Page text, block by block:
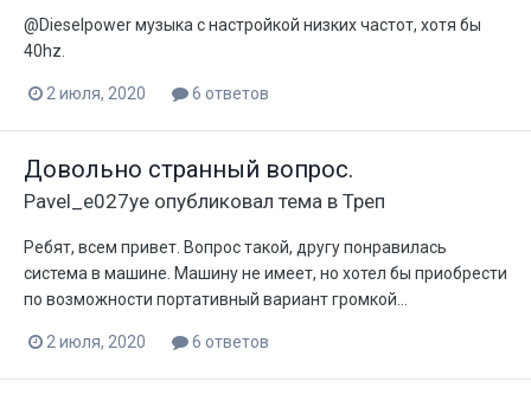
@Dieselpower музыка с настройкой низких частот, хотя бы
40hz.
2 июля, 2020 6 ответов
Довольно странный вопрос.
Pavel_e027ye опубликовал тема в Треп
Ребят, всем привет. Вопрос такой, другу понравилась
система в машине. Машину не имеет, но хотел бы приобрести
по возможности портативный вариант громкой...
2 июля, 2020 6 ответов